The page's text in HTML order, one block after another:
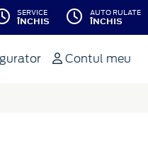
SERVICE
ÎNCHIS
AUTO RULATE
ÎNCHIS
Contul meu